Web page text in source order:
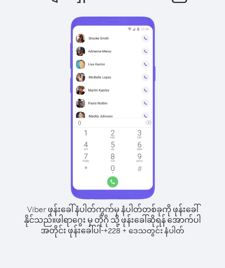
Viber ဖုန်းခေါ်နံပါတ်ကွက်မှ နံပါတ်တစ်ခုကို ဖုန်းခေါ်
နိုင်သည်။ဖါရာဂွေး မှ တိုဂို သို့ ဖုန်းခေါ်ဆိုရန် အောက်ပါ
အတိုင်း ဖုန်းခေါ်ပါ-+228 + ဒေသတွင်း နံပါတ်